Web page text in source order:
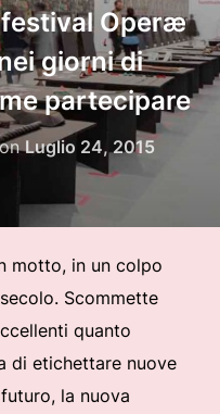
Operæ
giorni di
partecipare
Pubblicato
Luglio 24, 2015
motto, in un colpo
Scommette
quanto
di etichettare nuove
la nuova